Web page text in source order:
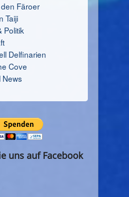
Färoer
Taiji
Politik
Delfinarien
Cove
News
uns auf Facebook